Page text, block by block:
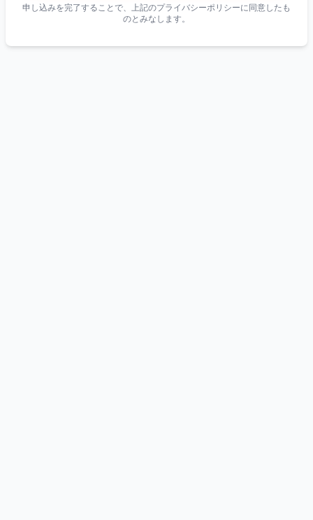
申し込みを完了することで、上記のプライバシーポリシーに同意したも
のとみなします。